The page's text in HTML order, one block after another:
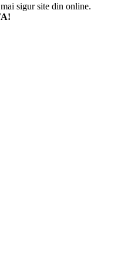
sigur site din online.